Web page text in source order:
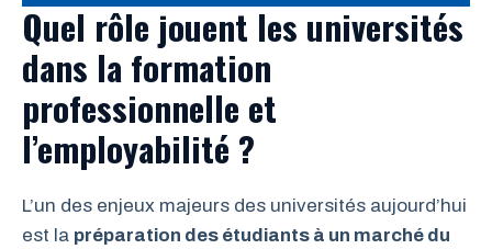
Quel rôle jouent les universités
dans la formation
professionnelle et
l’employabilité ?
L’un des enjeux majeurs des universités aujourd’hui
est la préparation des étudiants à un marché du